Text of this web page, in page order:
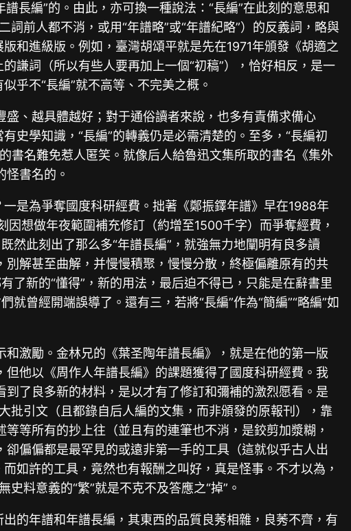
長編”的。由此，亦可換一種說法：“長編”在此刻的意思和
前人都不消，或用“年譜略”或“年譜紀略”）的反義詞，略與
和進級版。例如，臺灣胡頌平就是先在1971年頒發《胡適之
謙詞（所以有些人要再加上一個“初稿”），恰好相反，是一
乎不“長編”就不高等、不完美之概。
、越具體越好；對于通俗讀者來說，也多有責備求備心
史學知識，“長編”的轉義仍是必需清楚的。至多，“長編初
書名難免惹人匿笑。就像后人給魯迅文集所取的書名《集外
書名的。
是為爭奪國度科研經費。拙著《鄭振鐸年譜》早在1988年
想做年夜範圍補充修訂（約增至1500千字）而爭奪經費，
然此刻出了那么多“年譜長編”，就強無力地闡明有良多讀
解甚至曲解，并慢慢積聚，慢慢分散，終極偏離原有的共
了新的“懂得”，新的用法，最后迫不得已，只能是在辭書里
曾經開端誤導了。還有三，若將“長編”作為“簡編”“略編”如
激勵。金林兄的《葉圣陶年譜長編》，就是在他的第一版
他以《周作人年譜長編》的課題獲得了國度科研經費。我
了良多新的材料，是以才有了修訂和彌補的激烈愿看。是
批引文（且都錄自后人編的文集，而非頒發的原報刊），靠
等所有的抄上往（並且有的連筆也不消，是鉸剪加漿糊，
偏偏都是最罕見的或遠非第一手的工具（這就似乎古人出
如許的工具，竟然也有報酬之叫好，真是怪事。不才以為，
料意義的“繁”就是不克不及答應之“掉”。
的年譜和年譜長編，其東西的品質良莠相雜，良莠不齊，有